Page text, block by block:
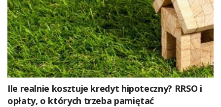
Ile realnie kosztuje kredyt hipoteczny? RRSO i
opłaty, o których trzeba pamiętać